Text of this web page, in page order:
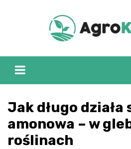
Jak długo działa
amonowa – w
roślinach